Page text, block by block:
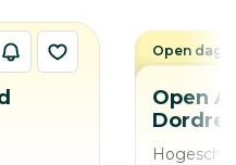
Open
Open dag /